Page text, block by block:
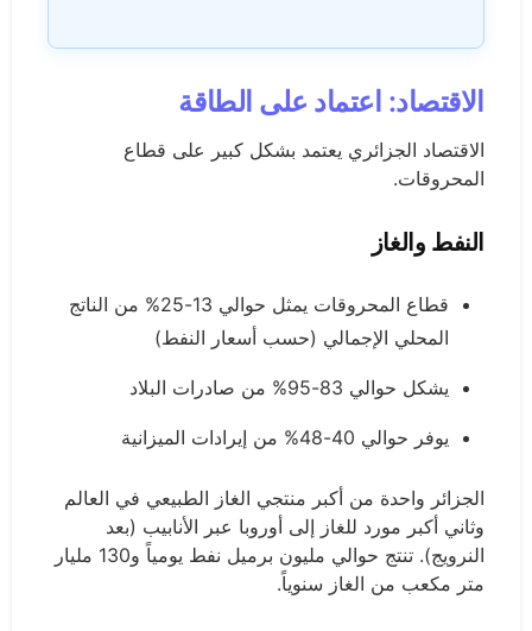
الاقتصاد: اعتماد على الطاقة
الاقتصاد الجزائري يعتمد بشكل كبير على قطاع
المحروقات.
النفط والغاز
قطاع المحروقات يمثل حوالي 13-25% من الناتج
المحلي الإجمالي (حسب أسعار النفط)
يشكل حوالي 83-95% من صادرات البلاد
يوفر حوالي 40-48% من إيرادات الميزانية
الجزائر واحدة من أكبر منتجي الغاز الطبيعي في العالم
وثاني أكبر مورد للغاز إلى أوروبا عبر الأنابيب (بعد
النرويج). تنتج حوالي مليون برميل نفط يومياً و130 مليار
متر مكعب من الغاز سنوياً.